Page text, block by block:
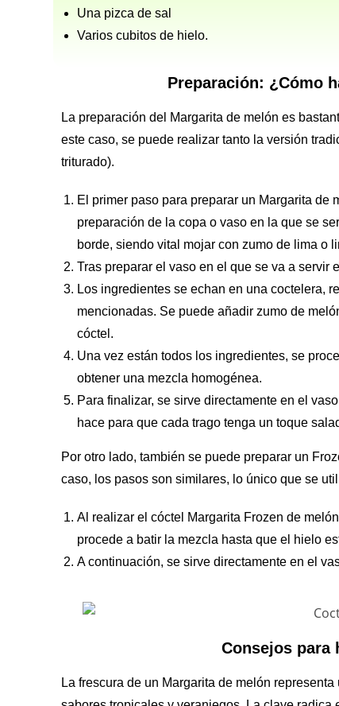
Una pizca de sal
Varios cubitos de hielo.
Preparación: ¿Cómo
La preparación del Margarita de melón es
este caso, se puede realizar tanto la versión
triturado).
El primer paso para preparar un Margarita
preparación de la copa o vaso en la que se
borde, siendo vital mojar con zumo de lima o
Tras preparar el vaso en el que se va a servir
Los ingredientes se echan en una coctelera,
mencionadas. Se puede añadir zumo de
cóctel.
Una vez están todos los ingredientes, se
obtener una mezcla homogénea.
Para finalizar, se sirve directamente en el
hace para que cada trago tenga un toque
Por otro lado, también se puede preparar un
caso, los pasos son similares, lo único que se
Al realizar el cóctel Margarita Frozen de
procede a batir la mezcla hasta que el hielo
A continuación, se sirve directamente en el
Consejos para
La frescura de un Margarita de melón